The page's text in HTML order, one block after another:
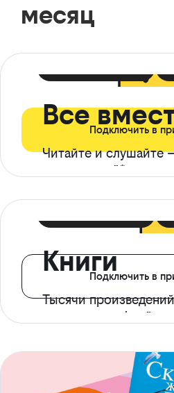
месяц
Все
Читайте и слушайте
ограничений*
Подключить в
Книги
Тысячи произведений
с доступом офлайн
Подключить в